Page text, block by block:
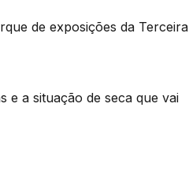
de exposições da Terceira
e a situação de seca que vai